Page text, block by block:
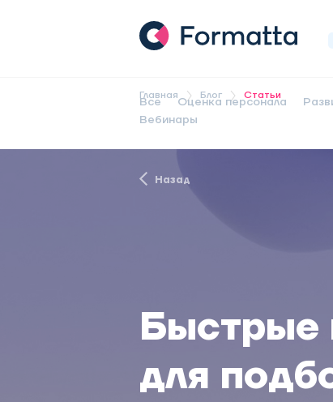
Главная Блог Статьи
Все Оценка персонала
Вебинары
Назад
Быстрые
для